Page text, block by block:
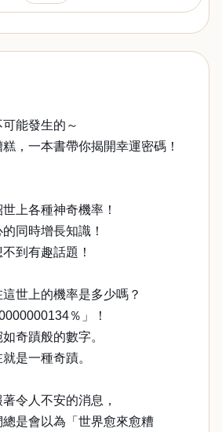
能發生的～
，一本書帶你揭開幸運密碼！
上各種神奇機率！
同時增長知識！
到有趣話題！
世上的機率是多少嗎？
％」！
奇蹟般的數字。
是一種奇蹟。
令人不安的消息，
是會以為「世界愈來愈糟